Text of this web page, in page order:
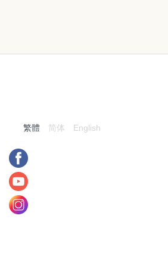
繁體 简体 English